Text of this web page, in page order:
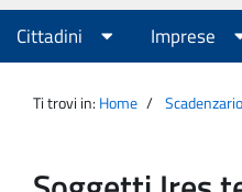
Agenzia
Entrate
Menu
principale
Cittadini Imprese
Ti trovi in: Home